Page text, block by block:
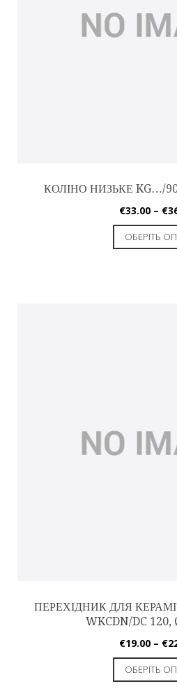
КОЛІНО НИЗЬКЕ KG…/
€33.00 – €
ОБЕРІТЬ
ПЕРЕХІДНИК ДЛЯ
WKCDN/DC 120,
€19.00 – €
ОБЕРІТЬ